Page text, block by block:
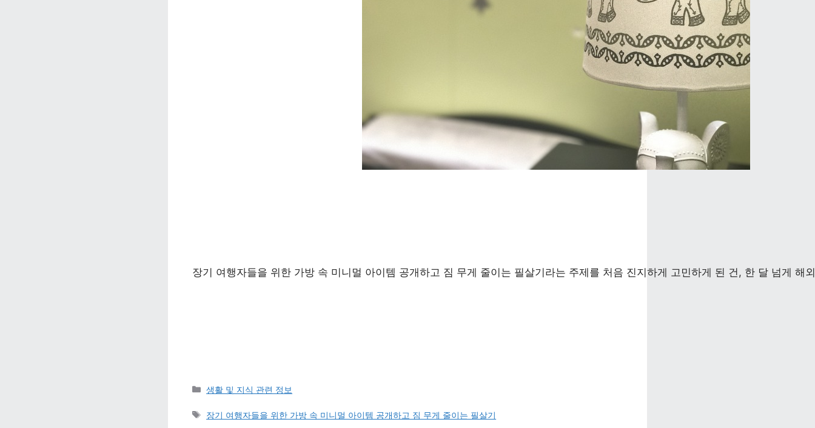
장기 여행자들을 위한 가방 속 미니멀 아이템 공개하고 짐 무게 줄이는 필살기라는 주제를 처음 진지하게 고민하게 된 건, 한 달 넘게
카테고리
생활 및 지식 관련 정보
태그
장기 여행자들을 위한 가방 속 미니멀 아이템 공개하고 짐 무게 줄이는 필살기